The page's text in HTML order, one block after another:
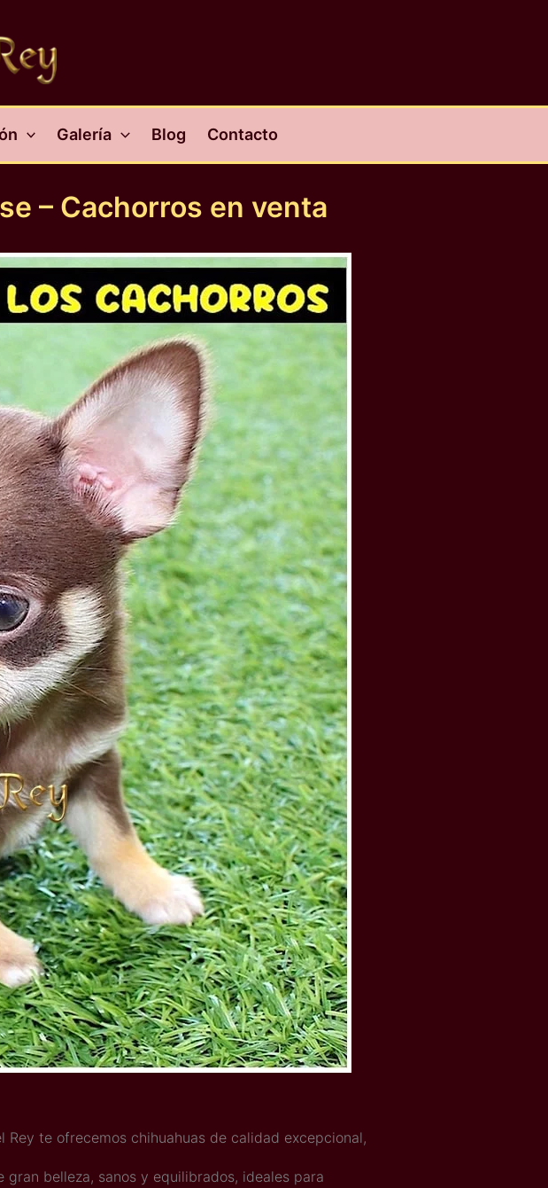
Galería Blog Contacto
– Cachorros en venta
Rey te ofrecemos chihuahuas de calidad excepcional,
belleza, sanos y equilibrados, ideales para